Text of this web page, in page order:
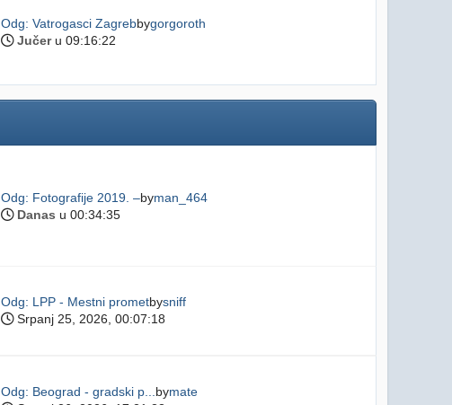
Odg: Vatrogasci Zagrebbygorgoroth
Jučeru 09:16:22
Odg: Fotografije 2019. –byman_464
Danas u 00:34:35
Odg: LPP - Mestni prometbysniff
Srpanj 25, 2026, 00:07:18
Odg: Beograd - gradski p... bymate